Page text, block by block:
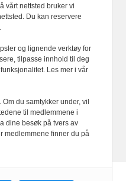
vår.
alltid det fulle
med eller
vårt nettsted bruker vi
Du kan reservere
og lignende verktøy for
tilpasse innhold til deg
Les mer i vår
du samtykker under, vil
til medlemmene i
dine besøk på tvers av
medlemmene finner du på